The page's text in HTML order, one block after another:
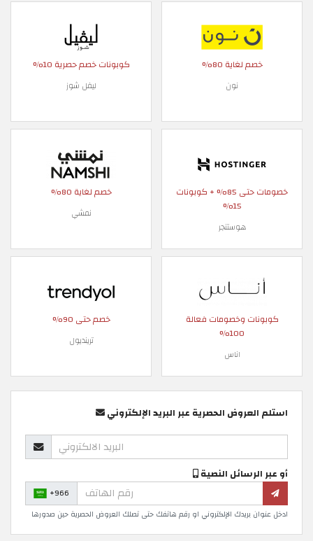
خصم لغاية 80%
نون
كوبونات خصم حصرية 10%
ليفل شوز
خصومات حتى 85% + كوبونات
15%
هوستنجر
خصم لغاية 80%
نمشي
كوبونات وخصومات فعالة
100%
اناس
خصم حتى 90%
ترينديول
استلم العروض الحصرية عبر البريد الإلكتروني
أو عبر الرسائل النصية
+966
ادخل عنوان بريدك الإلكتروني او رقم هاتفك حتى تصلك العروض الحصرية حين صدورها